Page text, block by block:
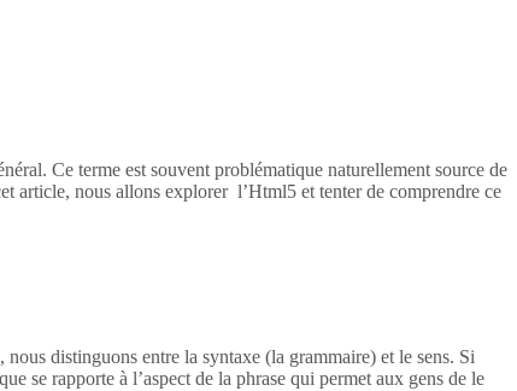
Ce terme est souvent problématique naturellement source de
article, nous allons explorer l’Html5 et tenter de comprendre ce
distinguons entre la syntaxe (la grammaire) et le sens. Si
se rapporte à l’aspect de la phrase qui permet aux gens de le